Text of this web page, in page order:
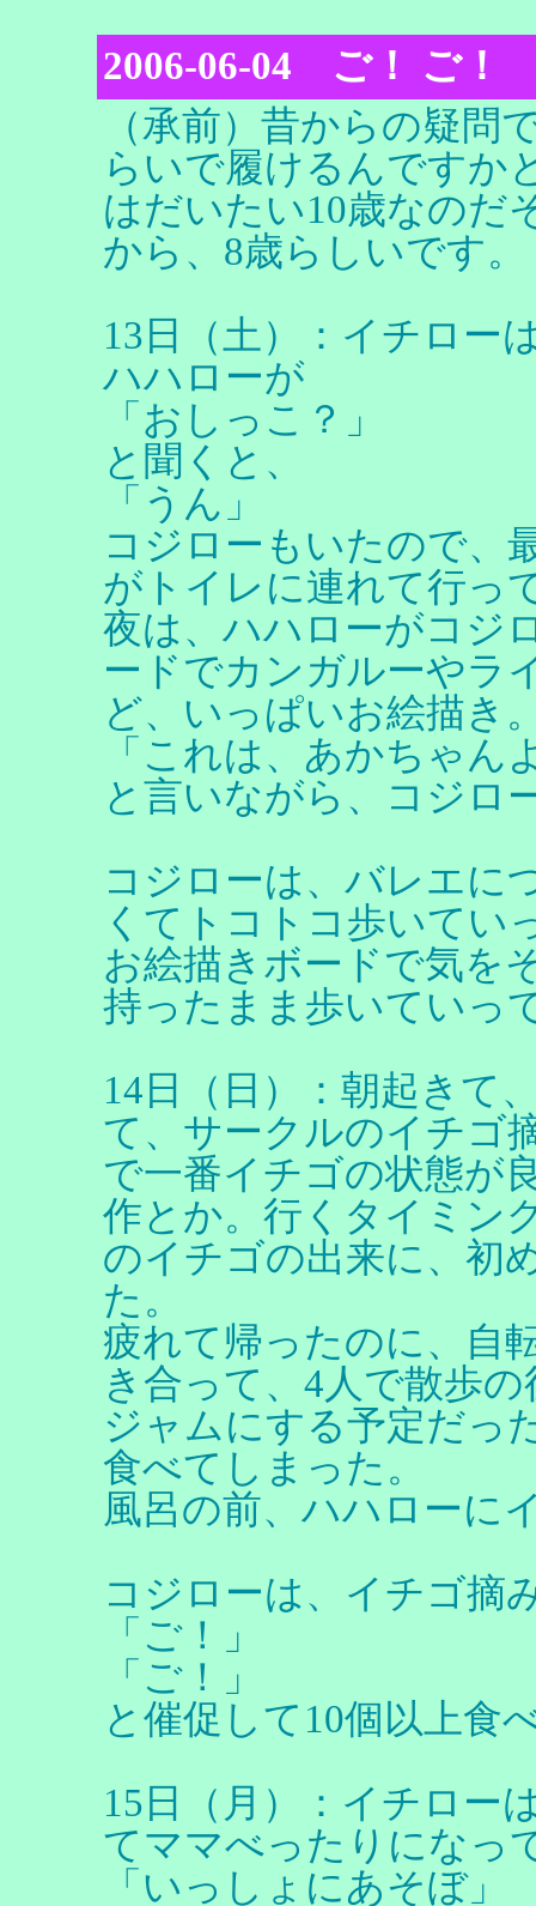
2006-06-04 ご！ ご！
（承前）昔からの疑問
らいで履けるんですか
はだいたい10歳なのだ
から、8歳らしいです
13日（土）：イチロー
ハハローが
「おしっこ？」
と聞くと、
「うん」
コジローもいたので、
がトイレに連れて行っ
夜は、ハハローがコジ
ードでカンガルーやラ
ど、いっぱいお絵描き
「これは、あかちゃん
と言いながら、コジロ
コジローは、バレエに
くてトコトコ歩いてい
お絵描きボードで気を
持ったまま歩いていっ
14日（日）：朝起きて
て、サークルのイチゴ
で一番イチゴの状態が
作とか。行くタイミン
のイチゴの出来に、初
た。
疲れて帰ったのに、自
き合って、4人で散歩
ジャムにする予定だっ
食べてしまった。
風呂の前、ハハローに
コジローは、イチゴ摘
「ご！」
「ご！」
と催促して10個以上食
15日（月）：イチロー
てママべったりになっ
「いっしょにあそぼ」